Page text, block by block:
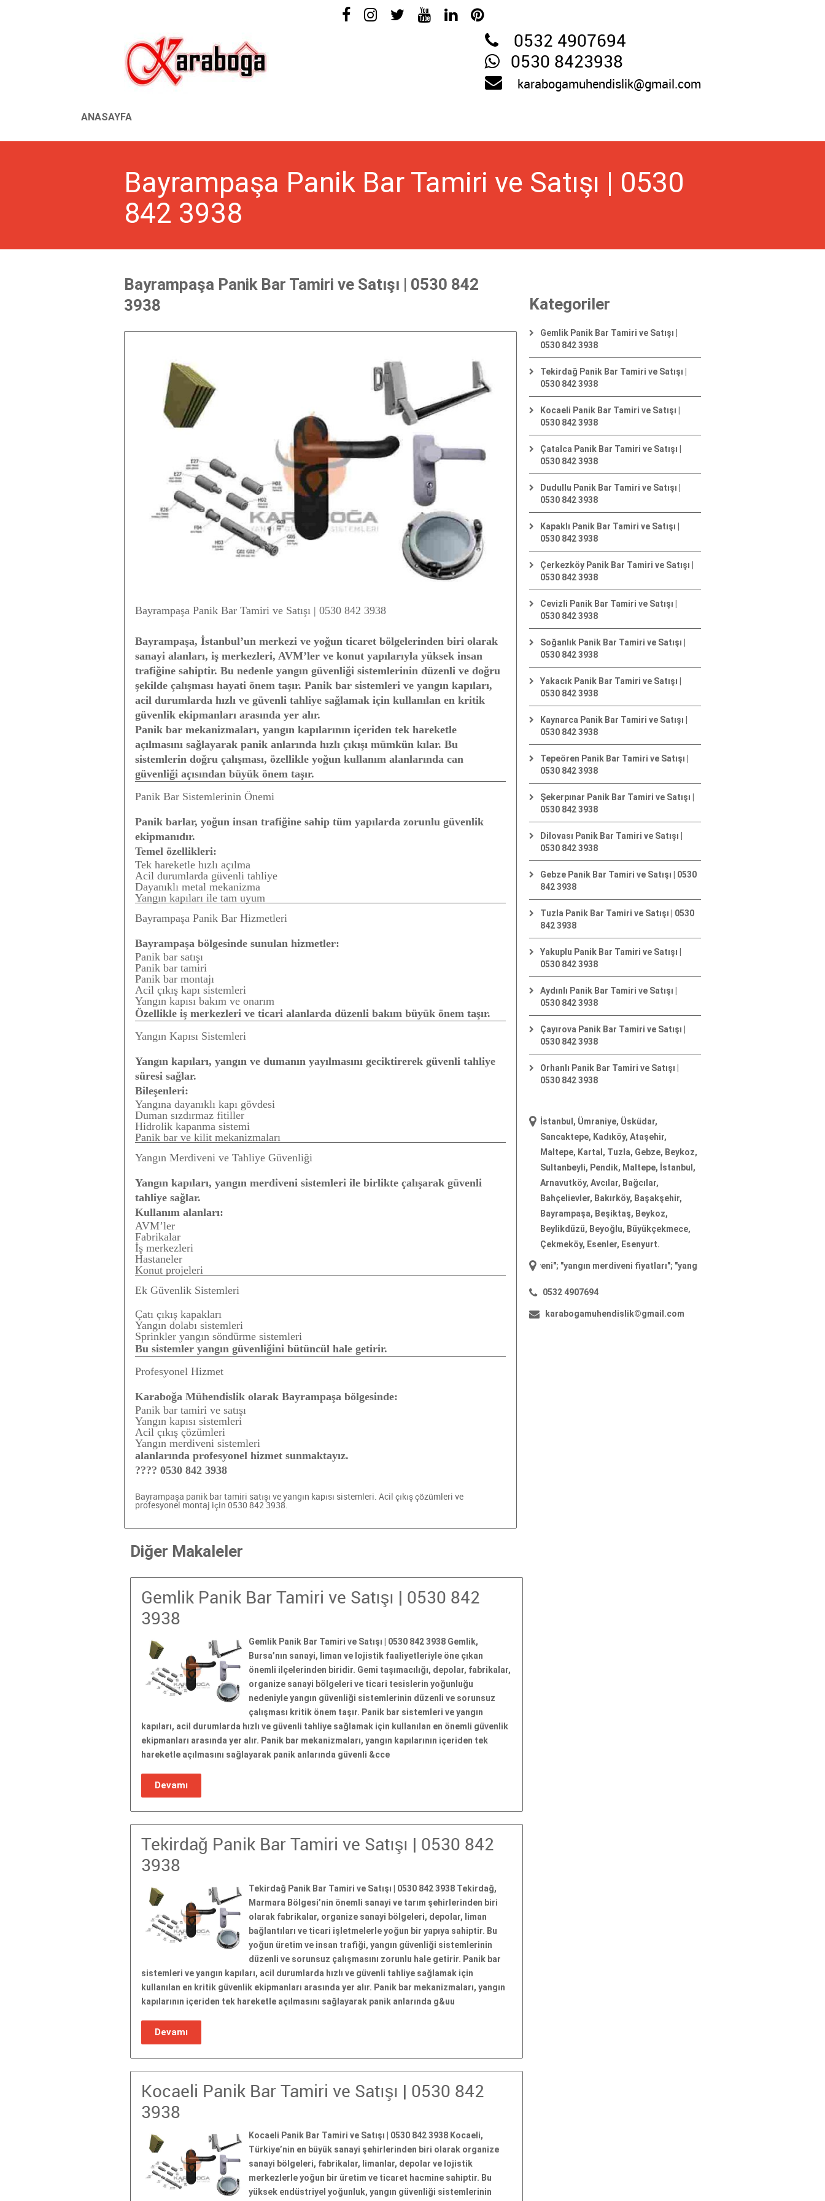
0532 4907694
0530 8423938
karabogamuhendislik@gmail.com
ANASAYFA
Bayrampaşa Panik Bar Tamiri ve Satışı | 0530
842 3938
Bayrampaşa Panik Bar Tamiri ve Satışı | 0530 842
3938
Bayrampaşa Panik Bar Tamiri ve Satışı | 0530 842 3938
Bayrampaşa, İstanbul’un merkezi ve yoğun ticaret bölgelerinden biri olarak
sanayi alanları, iş merkezleri, AVM’ler ve konut yapılarıyla yüksek insan
trafiğine sahiptir. Bu nedenle yangın güvenliği sistemlerinin düzenli ve doğru
şekilde çalışması hayati önem taşır. Panik bar sistemleri ve yangın kapıları,
acil durumlarda hızlı ve güvenli tahliye sağlamak için kullanılan en kritik
güvenlik ekipmanları arasında yer alır.
Panik bar mekanizmaları, yangın kapılarının içeriden tek hareketle
açılmasını sağlayarak panik anlarında hızlı çıkışı mümkün kılar. Bu
sistemlerin doğru çalışması, özellikle yoğun kullanım alanlarında can
güvenliği açısından büyük önem taşır.
Panik Bar Sistemlerinin Önemi
Panik barlar, yoğun insan trafiğine sahip tüm yapılarda zorunlu güvenlik
ekipmanıdır.
Temel özellikleri:
Tek hareketle hızlı açılma
Acil durumlarda güvenli tahliye
Dayanıklı metal mekanizma
Yangın kapıları ile tam uyum
Bayrampaşa Panik Bar Hizmetleri
Bayrampaşa bölgesinde sunulan hizmetler:
Panik bar satışı
Panik bar tamiri
Panik bar montajı
Acil çıkış kapı sistemleri
Yangın kapısı bakım ve onarım
Özellikle iş merkezleri ve ticari alanlarda düzenli bakım büyük önem taşır.
Yangın Kapısı Sistemleri
Yangın kapıları, yangın ve dumanın yayılmasını geciktirerek güvenli tahliye
süresi sağlar.
Bileşenleri:
Yangına dayanıklı kapı gövdesi
Duman sızdırmaz fitiller
Hidrolik kapanma sistemi
Panik bar ve kilit mekanizmaları
Yangın Merdiveni ve Tahliye Güvenliği
Yangın kapıları, yangın merdiveni sistemleri ile birlikte çalışarak güvenli
tahliye sağlar.
Kullanım alanları:
AVM’ler
Fabrikalar
İş merkezleri
Hastaneler
Konut projeleri
Ek Güvenlik Sistemleri
Çatı çıkış kapakları
Yangın dolabı sistemleri
Sprinkler yangın söndürme sistemleri
Bu sistemler yangın güvenliğini bütüncül hale getirir.
Profesyonel Hizmet
Karaboğa Mühendislik olarak Bayrampaşa bölgesinde:
Panik bar tamiri ve satışı
Yangın kapısı sistemleri
Acil çıkış çözümleri
Yangın merdiveni sistemleri
alanlarında profesyonel hizmet sunmaktayız.
???? 0530 842 3938
Bayrampaşa panik bar tamiri satışı ve yangın kapısı sistemleri. Acil çıkış çözümleri ve
profesyonel montaj için 0530 842 3938.
Diğer Makaleler
Gemlik Panik Bar Tamiri ve Satışı | 0530 842
3938
Gemlik Panik Bar Tamiri ve Satışı | 0530 842 3938 Gemlik,
Bursa’nın sanayi, liman ve lojistik faaliyetleriyle öne çıkan
önemli ilçelerinden biridir. Gemi taşımacılığı, depolar, fabrikalar,
organize sanayi bölgeleri ve ticari tesislerin yoğunluğu
nedeniyle yangın güvenliği sistemlerinin düzenli ve sorunsuz
çalışması kritik önem taşır. Panik bar sistemleri ve yangın
kapıları, acil durumlarda hızlı ve güvenli tahliye sağlamak için kullanılan en önemli güvenlik
ekipmanları arasında yer alır. Panik bar mekanizmaları, yangın kapılarının içeriden tek
hareketle açılmasını sağlayarak panik anlarında güvenli &cce
Devamı
Tekirdağ Panik Bar Tamiri ve Satışı | 0530 842
3938
Tekirdağ Panik Bar Tamiri ve Satışı | 0530 842 3938 Tekirdağ,
Marmara Bölgesi’nin önemli sanayi ve tarım şehirlerinden biri
olarak fabrikalar, organize sanayi bölgeleri, depolar, liman
bağlantıları ve ticari işletmelerle yoğun bir yapıya sahiptir. Bu
yoğun üretim ve insan trafiği, yangın güvenliği sistemlerinin
düzenli ve sorunsuz çalışmasını zorunlu hale getirir. Panik bar
sistemleri ve yangın kapıları, acil durumlarda hızlı ve güvenli tahliye sağlamak için
kullanılan en kritik güvenlik ekipmanları arasında yer alır. Panik bar mekanizmaları, yangın
kapılarının içeriden tek hareketle açılmasını sağlayarak panik anlarında g&uu
Devamı
Kocaeli Panik Bar Tamiri ve Satışı | 0530 842
3938
Kocaeli Panik Bar Tamiri ve Satışı | 0530 842 3938 Kocaeli,
Türkiye’nin en büyük sanayi şehirlerinden biri olarak organize
sanayi bölgeleri, fabrikalar, limanlar, depolar ve lojistik
merkezlerle yoğun bir üretim ve ticaret hacmine sahiptir. Bu
yüksek endüstriyel yoğunluk, yangın güvenliği sistemlerinin
Kategoriler
Gemlik Panik Bar Tamiri ve Satışı |
0530 842 3938
Tekirdağ Panik Bar Tamiri ve Satışı |
0530 842 3938
Kocaeli Panik Bar Tamiri ve Satışı |
0530 842 3938
Çatalca Panik Bar Tamiri ve Satışı |
0530 842 3938
Dudullu Panik Bar Tamiri ve Satışı |
0530 842 3938
Kapaklı Panik Bar Tamiri ve Satışı |
0530 842 3938
Çerkezköy Panik Bar Tamiri ve Satışı |
0530 842 3938
Cevizli Panik Bar Tamiri ve Satışı |
0530 842 3938
Soğanlık Panik Bar Tamiri ve Satışı |
0530 842 3938
Yakacık Panik Bar Tamiri ve Satışı |
0530 842 3938
Kaynarca Panik Bar Tamiri ve Satışı |
0530 842 3938
Tepeören Panik Bar Tamiri ve Satışı |
0530 842 3938
Şekerpınar Panik Bar Tamiri ve Satışı |
0530 842 3938
Dilovası Panik Bar Tamiri ve Satışı |
0530 842 3938
Gebze Panik Bar Tamiri ve Satışı | 0530
842 3938
Tuzla Panik Bar Tamiri ve Satışı | 0530
842 3938
Yakuplu Panik Bar Tamiri ve Satışı |
0530 842 3938
Aydınlı Panik Bar Tamiri ve Satışı |
0530 842 3938
Çayırova Panik Bar Tamiri ve Satışı |
0530 842 3938
Orhanlı Panik Bar Tamiri ve Satışı |
0530 842 3938
İstanbul, Ümraniye, Üsküdar,
Sancaktepe, Kadıköy, Ataşehir,
Maltepe, Kartal, Tuzla, Gebze, Beykoz,
Sultanbeyli, Pendik, Maltepe, İstanbul,
Arnavutköy, Avcılar, Bağcılar,
Bahçelievler, Bakırköy, Başakşehir,
Bayrampaşa, Beşiktaş, Beykoz,
Beylikdüzü, Beyoğlu, Büyükçekmece,
Çekmeköy, Esenler, Esenyurt.
"; "yangın merdiveni fiyatları"; "yangın merdiveni firmaları
0532 4907694
karabogamuhendislik©gmail.com